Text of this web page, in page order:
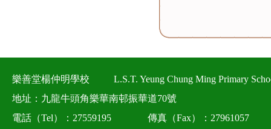
樂善堂楊仲明學校
L.S.T. Yeung Chung Ming Primary
地址：九龍牛頭角樂華南邨振華道70號
電話（Tel）：27559195
傳真（Fax）：27961057